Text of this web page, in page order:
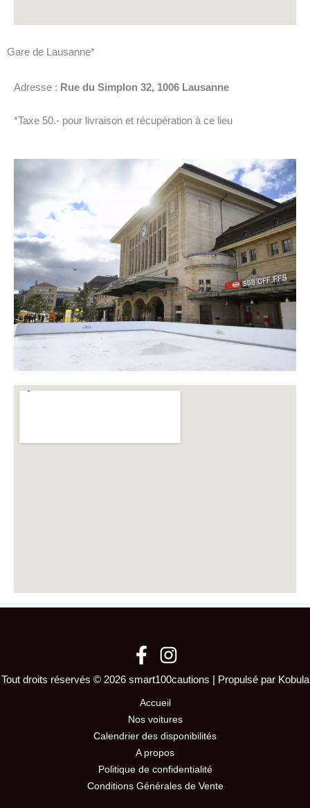
Gare de Lausanne*
Adresse : Rue du Simplon 32, 1006 Lausanne
*Taxe 50.- pour livraison et récupération à ce lieu
Tout droits réservés © 2026 smart100cautions | Propulsé par Kobula
Accueil
Nos voitures
Calendrier des disponibilités
A propos
Politique de confidentialité
Conditions Générales de Vente